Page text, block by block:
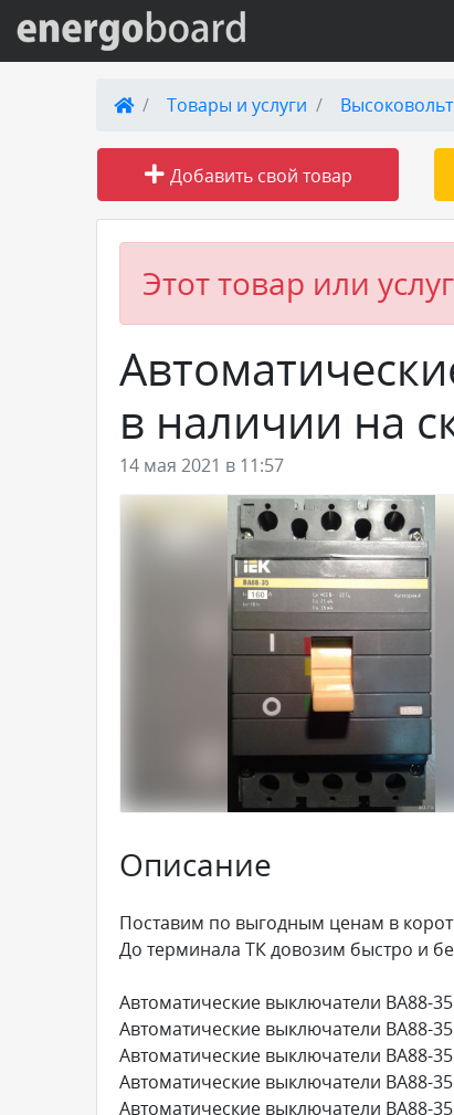
Вход на сайт
Поиск по сайту
Публикации
Добавить товар или услугу
Товары и услуги
Добавить свой товар
Этот товар или
в наличии на
14 мая 2021 в 11:57
Описание
Поставим по выгодным ценам в
До терминала ТК довозим быстро и
Автоматические выключатели ВА88-
Автоматические выключатели ВА88-
Автоматические выключатели ВА88-
Автоматические выключатели ВА88-
Автоматические выключатели ВА88-